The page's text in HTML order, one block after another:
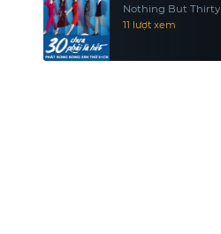
Nothing But Thirty
11 lượt xem